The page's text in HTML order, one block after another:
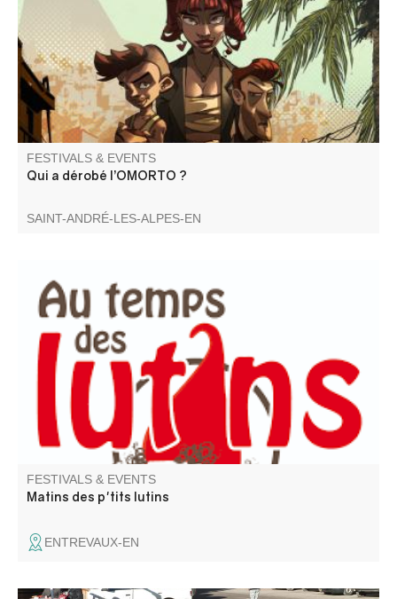
recherche d’un tableau qui a été volé. Vous avez 45 mn
pour élucider le mystère ! A partir de 10 ans accompagné
FESTIVALS & EVENTS
Qui a dérobé l’OMORTO ?
SAINT-ANDRÉ-LES-ALPES-EN
Travelling toy library for children (0-3 years) and their
carers.
FESTIVALS & EVENTS
Matins des p'tits lutins
ENTREVAUX-EN